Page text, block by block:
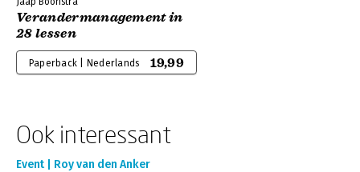
Verandermanagement in
28 lessen
Paperback | Nederlands 19,99
Ook interessant
Event | Roy van den Anker